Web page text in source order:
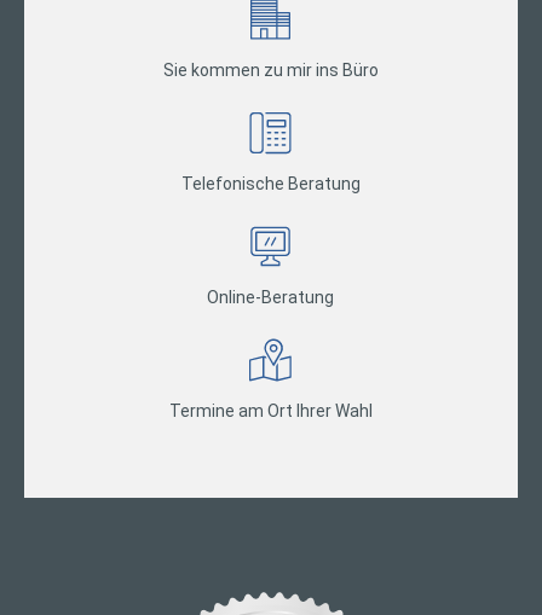
Sie kommen zu mir ins Büro
Telefonische Beratung
Online-Beratung
Termine am Ort Ihrer Wahl